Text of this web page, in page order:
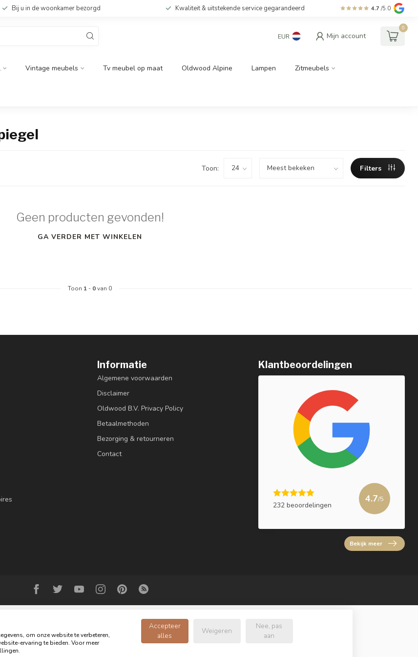
Bij u in de woonkamer bezorgd Kwaliteit & uitstekende service gegarandeerd 4.7 /5.0
EUR Mijn account
0
Vintage meubels Tv meubel op maat Oldwood Alpine Lampen Zitmeubels
Toon: Filters
Geen producten gevonden!
GA VERDER MET WINKELEN
Toon 1 - 0van 0
Informatie
Algemene voorwaarden
Disclaimer
Oldwood B.V. Privacy Policy
Betaalmethoden
Bezorging & retourneren
Contact
Klantbeoordelingen
232 beoordelingen
4.7/5
Bekijk meer
2026 Oldwood de Woonwinkel - Powered by
om onze website te verbeteren,
ervaring te bieden. Voor meer
Accepteer
alles
Weigeren
Nee, pas
aan